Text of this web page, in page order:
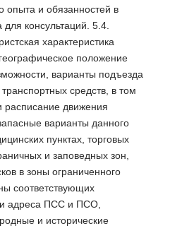
опыта и обязанностей в
для консультаций. 5.4.
характеристика
положение
варианты подъезда
средств, в том
расписание движения
варианты данного
пунктах, торговых
и заповедных зон,
в зоны ограниченного
соответствующих
и адреса ПСС и ПСО,
и исторические